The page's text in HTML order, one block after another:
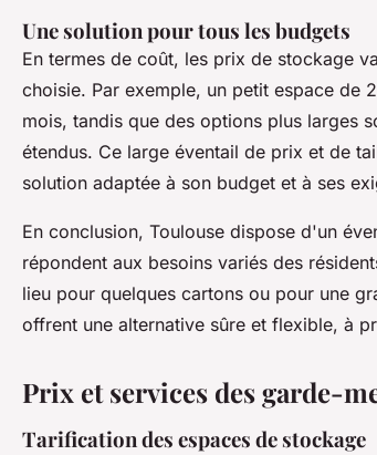
Une solution pour tous les budgets
En termes de coût, les prix de stockage
choisie. Par exemple, un petit espace de
mois, tandis que des options plus larges
étendus. Ce large éventail de prix et de
solution adaptée à son budget et à ses
En conclusion, Toulouse dispose d'un
répondent aux besoins variés des
lieu pour quelques cartons ou pour une
offrent une alternative sûre et flexible, à
Prix et services des garde-
Tarification des espaces de stockage